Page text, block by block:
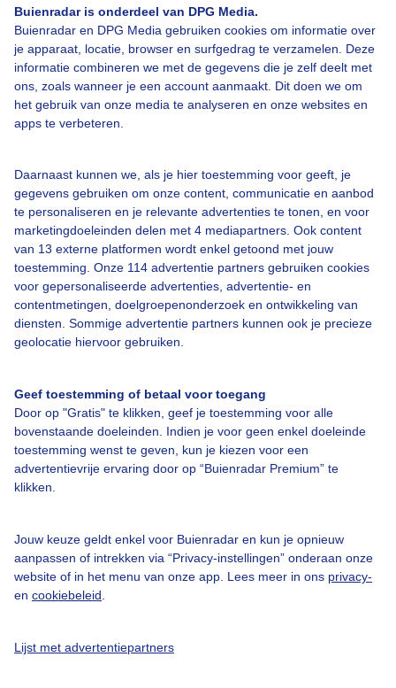
Buienradar is onderdeel van DPG Media.
Buienradar en DPG Media gebruiken cookies om informatie over
je apparaat, locatie, browser en surfgedrag te verzamelen. Deze
informatie combineren we met de gegevens die je zelf deelt met
ons, zoals wanneer je een account aanmaakt. Dit doen we om
het gebruik van onze media te analyseren en onze websites en
apps te verbeteren.
Daarnaast kunnen we, als je hier toestemming voor geeft, je
gegevens gebruiken om onze content, communicatie en aanbod
te personaliseren en je relevante advertenties te tonen, en voor
marketingdoeleinden delen met 4 mediapartners. Ook content
van 13 externe platformen wordt enkel getoond met jouw
toestemming. Onze 114 advertentie partners gebruiken cookies
voor gepersonaliseerde advertenties, advertentie- en
contentmetingen, doelgroepenonderzoek en ontwikkeling van
diensten. Sommige advertentie partners kunnen ook je precieze
geolocatie hiervoor gebruiken.
Geef toestemming of betaal voor toegang
Door op "Gratis" te klikken, geef je toestemming voor alle
bovenstaande doeleinden. Indien je voor geen enkel doeleinde
toestemming wenst te geven, kun je kiezen voor een
advertentievrije ervaring door op “Buienradar Premium” te
klikken.
Jouw keuze geldt enkel voor Buienradar en kun je opnieuw
aanpassen of intrekken via “Privacy-instellingen” onderaan onze
website of in het menu van onze app. Lees meer in ons privacy-
en cookiebeleid
Lijst met advertentiepartners
Een moment geduld aub...
Over Buienradar
Bedrijfsgegevens
Veelgestelde vragen
Contact
Gebruikersvoorwaarden
Adverteren
Buienradar Team
Privacy beleid
Privacy instellingen
Gratis weerdata
Buienradar